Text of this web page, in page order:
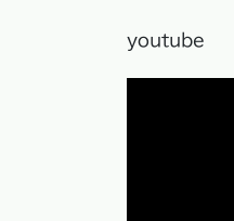
youtube